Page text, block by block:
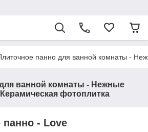
панно для ванной комнаты -
ванной комнаты - Нежные
фотоплитка
панно - Love